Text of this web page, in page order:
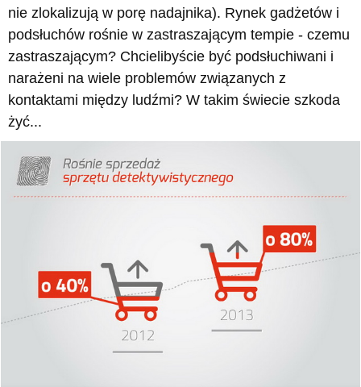
nie zlokalizują w porę nadajnika). Rynek gadżetów i
podsłuchów rośnie w zastraszającym tempie - czemu
zastraszającym? Chcielibyście być podsłuchiwani i
narażeni na wiele problemów związanych z
kontaktami między ludźmi? W takim świecie szkoda
żyć...